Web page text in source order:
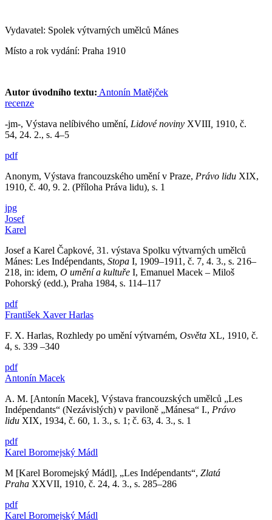
Vydavatel: Spolek výtvarných umělců Mánes
Místo a rok vydání: Praha 1910
Autor úvodního textu: Antonín Matějček
recenze
-jm-, Výstava nelíbivého umění, Lidové noviny XVIII 1910, č.
54, 24. 2., s. 4–5
pdf
Anonym, Výstava francouzského umění v Praze, Právo lidu XIX,
1910, č. 40, 9. 2. (Příloha Práva lidu), s. 1
jpg
Josef
Karel
Josef a Karel Čapkové, 31. výstava Spolku výtvarných umělců
Mánes: Les Indépendants, Stopa I, 1909–1911, č. 7, 4. 3., s. 216–
218, in: idem, O umění a kultuře I, Emanuel Macek – Miloš
Pohorský (edd.), Praha 1984, s. 114–117
pdf
František Xaver Harlas
F. X. Harlas, Rozhledy po umění výtvarném, Osvěta XL, 1910, č.
4, s. 339 –340
pdf
Antonín Macek
A. M. [Antonín Macek], Výstava francouzských umělců „Les
Indépendants“ (Nezávislých) v paviloně „Mánesa“ I., Právo
lidu XIX, 1934, č. 60, 1. 3., s. 1; č. 63, 4. 3., s. 1
pdf
Karel Boromejský Mádl
M [Karel Boromejský Mádl], „Les Indépendants“, Zlatá
Praha XXVII, 1910, č. 24, 4. 3., s. 285–286
pdf
Karel Boromejský Mádl